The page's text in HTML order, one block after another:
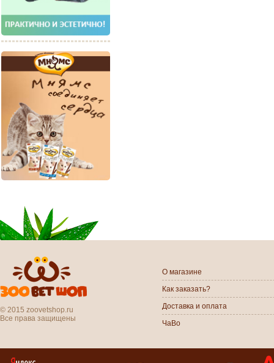
© 2015 zoovetshop.ru
Все права защищены
О магазине
Как заказать?
Доставка и оплата
ЧаВо